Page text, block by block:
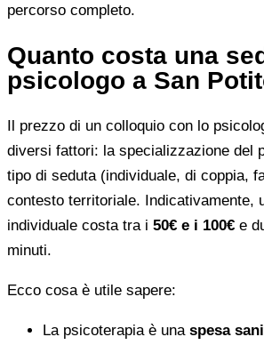
percorso completo.
Quanto costa una
psicologo a San
Il prezzo di un colloquio con lo
diversi fattori: la specializzazione del
tipo di seduta (individuale, di coppia,
contesto territoriale. Indicativamente,
individuale costa tra i 50€ e i 100€ e
minuti.
Ecco cosa è utile sapere:
La psicoterapia è una spesa